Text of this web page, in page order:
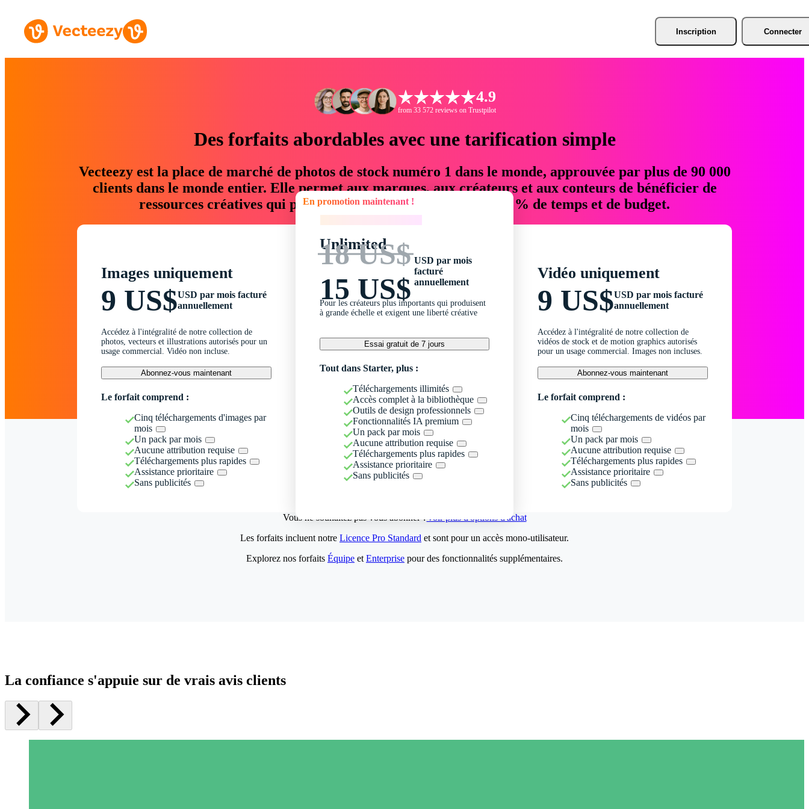
Inscription Connecter
4.9
from 33 572 reviews on Trustpilot
Des forfaits abordables avec une tarification simple
Vecteezy est la place de marché de photos de stock numéro 1 dans le monde, approuvée par plus de 90 000
clients dans le monde entier. Elle permet aux marques, aux créateurs et aux conteurs de bénéficier de
ressources créatives qui permettent d'économiser jusqu'à 76 % de temps et de budget.
Images uniquement
9 US$USD par mois facturé
annuellement
Accédez à l'intégralité de notre collection de
photos, vecteurs et illustrations autorisés pour un
usage commercial. Vidéo non incluse.
Abonnez-vous maintenant
Le forfait comprend :
Cinq téléchargements d'images par
mois
Un pack par mois
Aucune attribution requise
Téléchargements plus rapides
Assistance prioritaire
Sans publicités
En promotion maintenant !
Unlimited
18 US$
15 US$
USD par mois
facturé
annuellement
Pour les créateurs plus importants qui produisent
à grande échelle et exigent une liberté créative
Essai gratuit de 7 jours
Tout dans Starter, plus :
Téléchargements illimités
Accès complet à la bibliothèque
Outils de design professionnels
Fonctionnalités IA premium
Un pack par mois
Aucune attribution requise
Téléchargements plus rapides
Assistance prioritaire
Sans publicités
Vidéo uniquement
9 US$USD par mois facturé
annuellement
Accédez à l'intégralité de notre collection de
vidéos de stock et de motion graphics autorisés
pour un usage commercial. Images non incluses.
Abonnez-vous maintenant
Le forfait comprend :
Cinq téléchargements de vidéos par
mois
Un pack par mois
Aucune attribution requise
Téléchargements plus rapides
Assistance prioritaire
Sans publicités
Vous ne souhaitez pas vous abonner ?Voir plus d'options d'achat
Les forfaits incluent notre Licence Pro Standard et sont pour un accès mono-utilisateur.
Explorez nos forfaits Équipe et Enterprise pour des fonctionnalités supplémentaires.
La confiance s'appuie sur de vrais avis clients